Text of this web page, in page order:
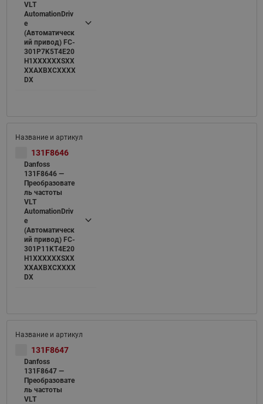
VLT
AutomationDriv
e
(Автоматическ
ий привод) FC-
301P7K5T4E20
H1XXXXXXSXX
XXAXBXCXXXX
DX
131F8646
Danfoss
131F8646 —
Преобразовате
ль частоты
VLT
AutomationDriv
e
(Автоматическ
ий привод) FC-
301P11KT4E20
H1XXXXXXSXX
XXAXBXCXXXX
DX
131F8647
Danfoss
131F8647 —
Преобразовате
ль частоты
VLT